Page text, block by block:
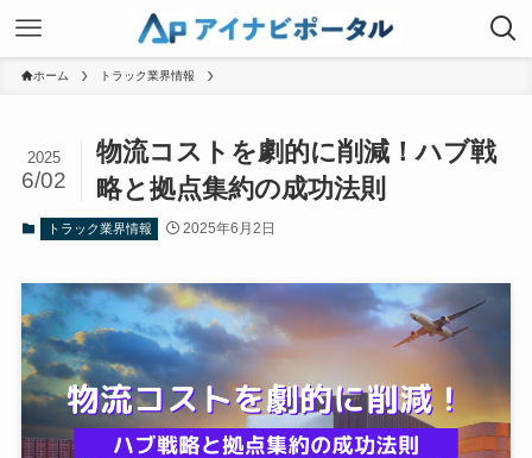
ホーム トラック業界情報
物流コストを劇的に削減！ハブ戦
略と拠点集約の成功法則
2025
6/02
トラック業界情報 2025年6月2日